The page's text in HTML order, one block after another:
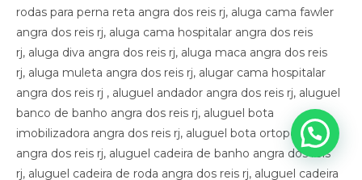
rodas para perna reta angra dos reis rj, aluga cama fawler
angra dos reis rj, aluga cama hospitalar angra dos reis
rj, aluga diva angra dos reis rj, aluga maca angra dos reis
rj, aluga muleta angra dos reis rj, alugar cama hospitalar
angra dos reis rj , aluguel andador angra dos reis rj, aluguel
banco de banho angra dos reis rj, aluguel bota
imobilizadora angra dos reis rj, aluguel bota ortopedica
angra dos reis rj, aluguel cadeira de banho angra dos reis
rj, aluguel cadeira de roda angra dos reis rj, aluguel cadeira